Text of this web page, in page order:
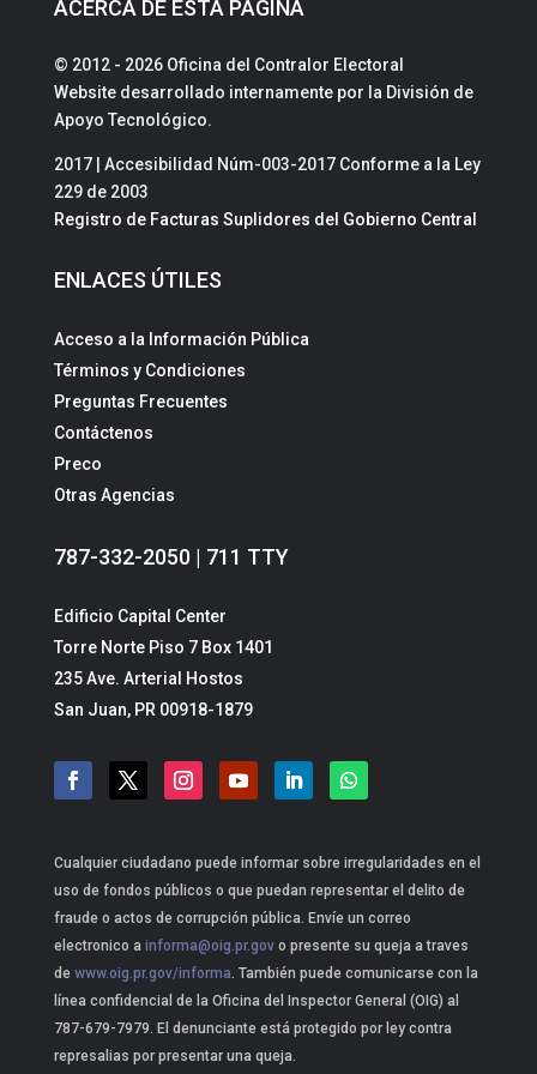
ACERCA DE ESTA PÁGINA
© 2012 - 2026 Oficina del Contralor Electoral
Website desarrollado internamente por la División de
Apoyo Tecnológico.
2017 | Accesibilidad Núm-003-2017 Conforme a la Ley
229 de 2003
Registro de Facturas Suplidores del Gobierno Central
ENLACES ÚTILES
Acceso a la Información Pública
Términos y Condiciones
Preguntas Frecuentes
Contáctenos
Preco
Otras Agencias
787-332-2050 | 711 TTY
Edificio Capital Center
Torre Norte Piso 7 Box 1401
235 Ave. Arterial Hostos
San Juan, PR 00918-1879
Cualquier ciudadano puede informar sobre irregularidades en el
uso de fondos públicos o que puedan representar el delito de
fraude o actos de corrupción pública. Envíe un correo
electronico a informa@oig.pr.govo presente su queja a traves
dewww.oig.pr.gov/informa. También puede comunicarse con la
línea confidencial de la Oficina del Inspector General (OIG) al
787-679-7979. El denunciante está protegido por ley contra
represalias por presentar una queja.